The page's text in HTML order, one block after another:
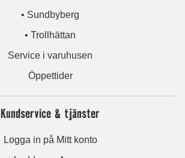
• Sundbyberg
• Trollhättan
Service i varuhusen
Öppettider
Kundservice & tjänster
Logga in på Mitt konto